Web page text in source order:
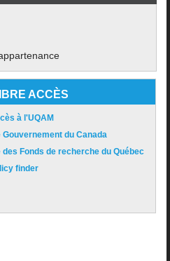
ACCÈS
à l'UQAM
Gouvernement du Canada
des Fonds de recherche du Québec
finder